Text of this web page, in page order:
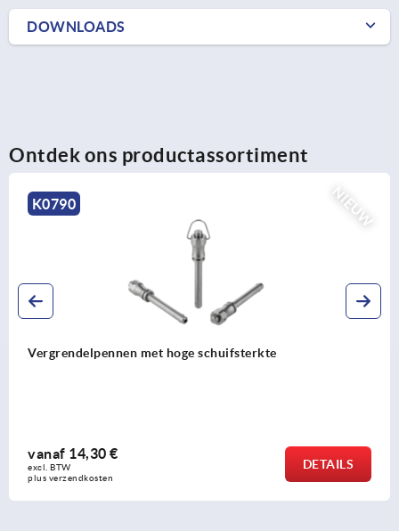
DOWNLOADS
Ontdek ons productassortiment
NIEUW
K0790
Vergrendelpennen met hoge schuifsterkte
vanaf 14,30 €
excl. BTW
plus verzendkosten
DETAILS